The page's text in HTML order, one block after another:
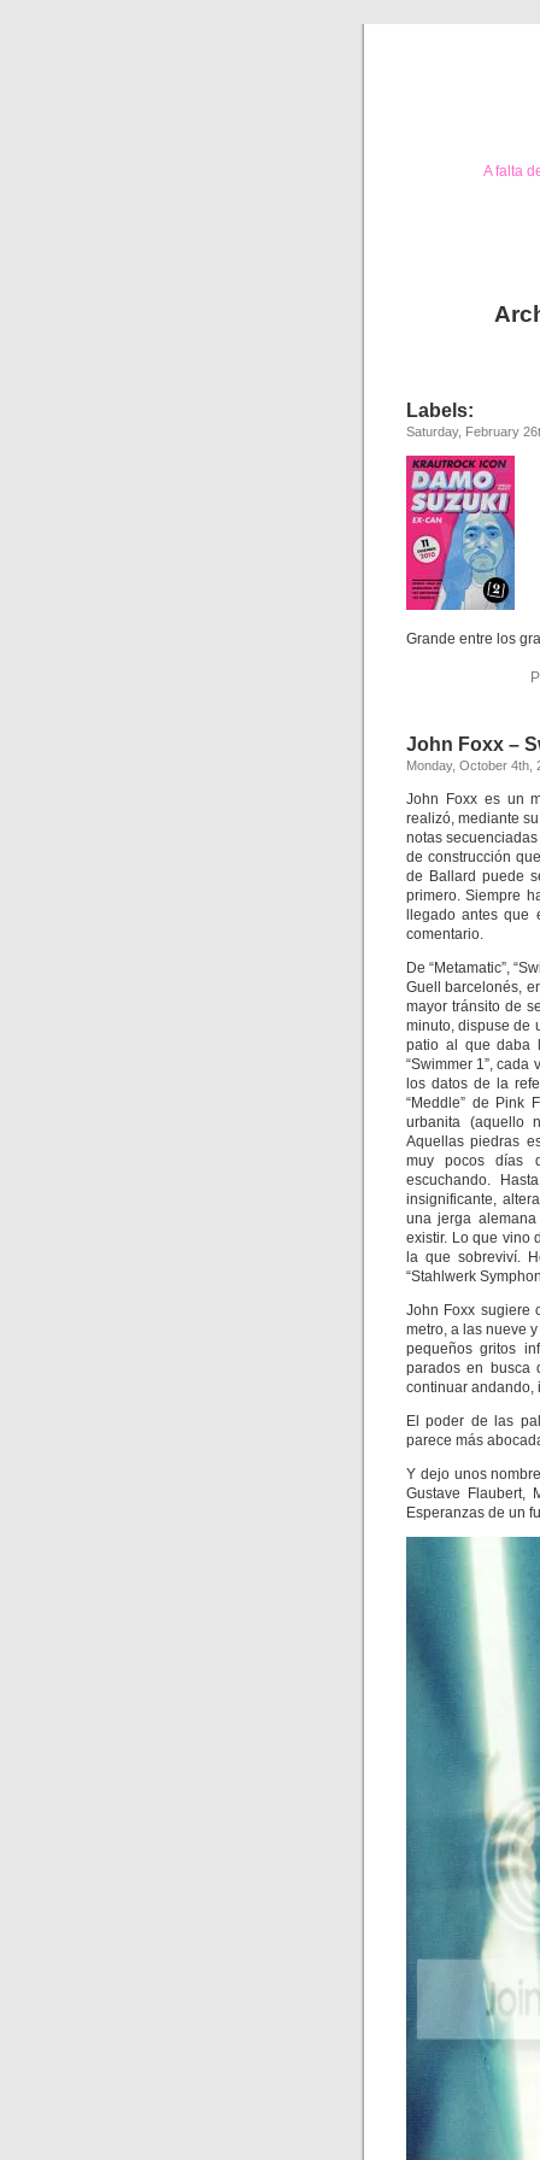
A falta
Labels:
Saturday, February
Grande entre los
John Foxx –
Monday, October 4th,
John Foxx es un
realizó, mediante
notas
de construcción
de Ballard puede
primero. Siempre
llegado antes
comentario.
De “Metamatic”,
Guell barcelonés,
mayor tránsito de
minuto, dispuse de
patio al que daba
“Swimmer 1”, cada
los datos de la
“Meddle” de Pink
urbanita (aquello
Aquellas piedras
muy pocos días
escuchando.
insignificante,
una jerga
existir. Lo que vino
la que sobreviví.
“Stahlwerk
John Foxx sugiere
metro, a las nueve
pequeños gritos
parados en busca
continuar andando,
El poder de las
parece más
Y dejo unos
Gustave Flaubert,
Esperanzas de un